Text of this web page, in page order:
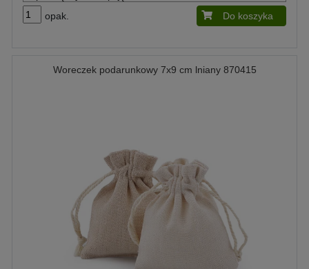
opak. Do koszyka
Woreczek podarunkowy 7x9 cm lniany 870415